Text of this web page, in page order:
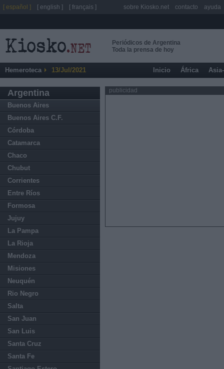
Periódicos de Argentina
Toda la prensa de hoy
Hemeroteca 13/Jul/2021 Inicio África
Argentina
Buenos Aires
Buenos Aires C.F.
Córdoba
Catamarca
Chaco
Chubut
Corrientes
Entre Ríos
Formosa
Jujuy
La Pampa
La Rioja
Mendoza
Misiones
Neuquén
Rio Negro
Salta
San Juan
San Luis
Santa Cruz
Santa Fe
publicidad
[ español ] [ english ] [ français ] sobre Kiosko.net contacto ayuda